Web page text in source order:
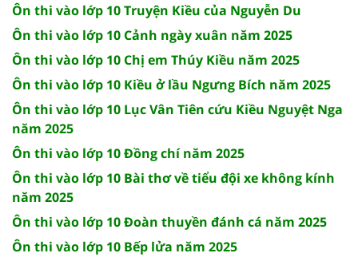
Ôn thi vào lớp 10 Truyện Kiều của Nguyễn Du
Ôn thi vào lớp 10 Cảnh ngày xuân năm 2025
Ôn thi vào lớp 10 Chị em Thúy Kiều năm 2025
Ôn thi vào lớp 10 Kiều ở lầu Ngưng Bích năm 2025
Ôn thi vào lớp 10 Lục Vân Tiên cứu Kiều Nguyệt Nga
năm 2025
Ôn thi vào lớp 10 Đồng chí năm 2025
Ôn thi vào lớp 10 Bài thơ về tiểu đội xe không kính
năm 2025
Ôn thi vào lớp 10 Đoàn thuyền đánh cá năm 2025
Ôn thi vào lớp 10 Bếp lửa năm 2025